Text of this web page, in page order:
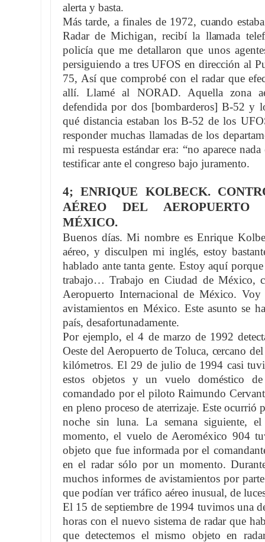
alerta y basta.
Más tarde, a finales de 1972, cuando
Radar de Michigan, recibí la llamada
policía que me detallaron que unos
persiguiendo a tres UFOS en dirección al
75, Así que comprobé con el radar que
allí. Llamé al NORAD. Aquella zona
defendida por dos [bombarderos] B-52 y
qué distancia estaban los B-52 de los
responder muchas llamadas de los
mi respuesta estándar era: “no aparece
testificar ante el congreso bajo juramento.
4; ENRIQUE KOLBECK.
AÉREO DEL AEROPUERTO
MÉXICO.
Buenos días. Mi nombre es Enrique
aéreo, y disculpen mi inglés, estoy
hablado ante tanta gente. Estoy aquí
trabajo… Trabajo en Ciudad de México,
Aeropuerto Internacional de México.
avistamientos en México. Este asunto se
país, desafortunadamente.
Por ejemplo, el 4 de marzo de 1992
Oeste del Aeropuerto de Toluca, cercano
kilómetros. El 29 de julio de 1994 casi
estos objetos y un vuelo doméstico
comandado por el piloto Raimundo
en pleno proceso de aterrizaje. Este ocurrió
noche sin luna. La semana siguiente,
momento, el vuelo de Aeroméxico 904
objeto que fue informada por el
en el radar sólo por un momento.
muchos informes de avistamientos por
que podían ver tráfico aéreo inusual, de
El 15 de septiembre de 1994 tuvimos una
horas con el nuevo sistema de radar que
que detectemos el mismo objeto en